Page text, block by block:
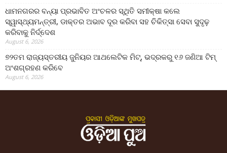
ଧାମନଗରର ବନ୍ୟା ପ୍ରଭାବିତ ଅଂଚଳର ସ୍ଥିତି ସମୀକ୍ଷା କଲେ
ସ୍ୱାସ୍ଥ୍ୟମନ୍ତ୍ରୀ, ଡାକ୍ତର ଅଭାବ ଦୂର କରିବା ସହ ଚିକିତ୍ସା ସେବା ସୁଦୃଢ଼
କରିବାକୁ ନିର୍ଦ୍ଦେଶ
August 6, 2026
୭୨ତମ ରାଜ୍ୟସ୍ତରୀୟ ଜୁନିୟର ଆଥଲେଟିକ ମିଟ୍‌, ଭଦ୍ରକରୁ ୧୬ ଜଣିଆ ଟିମ୍
ଅଂଶଗ୍ରହଣ କରିବେ
August 6, 2026